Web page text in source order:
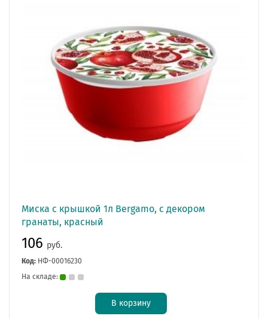
Миска с крышкой 1л Bergamo, с декором
гранаты, красный
106 руб.
Код: НФ-00016230
На складе:
В корзину